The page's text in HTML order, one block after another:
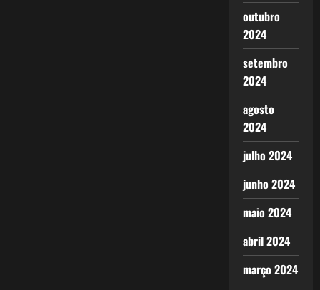
outubro
2024
setembro
2024
agosto
2024
julho 2024
junho 2024
maio 2024
abril 2024
março 2024